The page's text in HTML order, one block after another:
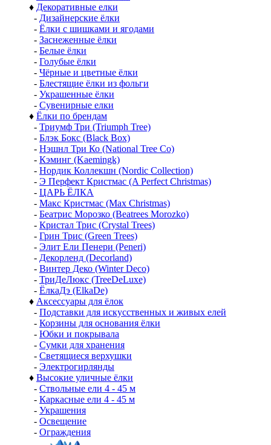
♦ Декоративные елки
- Дизайнерские ёлки
- Ёлки с шишками и ягодами
- Заснеженные ёлки
- Белые ёлки
- Голубые ёлки
- Чёрные и цветные ёлки
- Блестящие ёлки из фольги
- Украшенные ёлки
- Сувенирные елки
♦ Ёлки по брендам
- Триумф Три (Triumph Tree)
- Блэк Бокс (Black Box)
- Нэшнл Три Ко (National Tree Co)
- Кэминг (Kaemingk)
- Нордик Коллекшн (Nordic Collection)
- Э Перфект Кристмас (A Perfect Christmas)
- ЦАРЬ ЁЛКА
- Макс Кристмас (Max Christmas)
- Беатрис Морозко (Beatrees Morozko)
- Кристал Трис (Crystal Trees)
- Грин Трис (Green Trees)
- Элит Ели Пенери (Peneri)
- Декорленд (Decorland)
- Винтер Деко (Winter Deco)
- ТриДеЛюкс (TreeDeLuxe)
- ЁлкаДэ (ElkaDe)
♦ Аксессуары для ёлок
- Подставки для искусственных и живых елей
- Корзины для основания ёлки
- Юбки и покрывала
- Сумки для хранения
- Светящиеся верхушки
- Электрогирлянды
♦ Высокие уличные ёлки
- Ствольные ели 4 - 45 м
- Каркасные ели 4 - 45 м
- Украшения
- Освещение
- Ограждения